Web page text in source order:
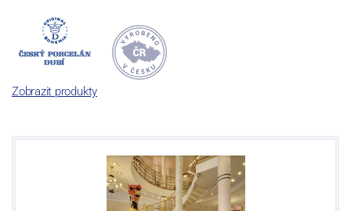
počet jeho dílů v cibulovém provedení je 850 tvarů. Tyto výrobky
jsou garantovány Asociací sklářského a keramického průmyslu
České republiky jako „Český výrobek
Zobrazit produkty